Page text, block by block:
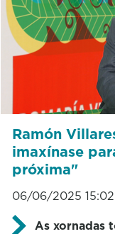
Ramón
imaxínase
próxima"
06/06/2025 15:02
As xornadas